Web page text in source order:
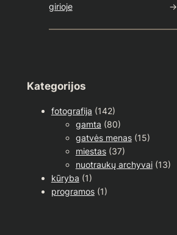
girioje
→
Kategorijos
fotografija (142)
gamta (80)
gatvės menas(15)
miestas(37)
nuotraukų archyvai(13)
kūryba (1)
programos(1)